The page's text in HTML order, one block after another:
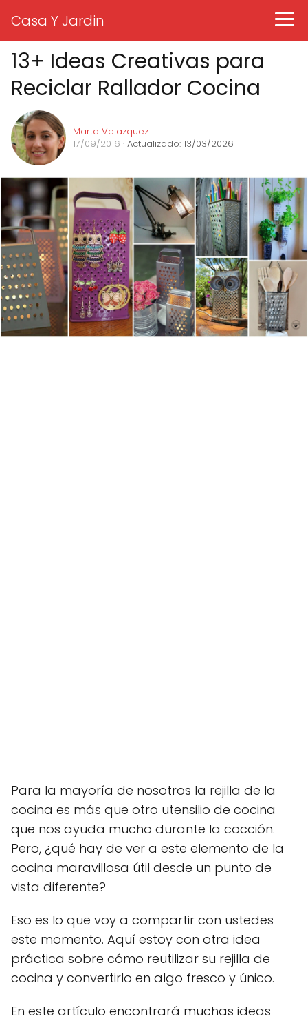
Casa Y Jardin
13+ Ideas Creativas para
Reciclar Rallador Cocina
Marta Velazquez
17/09/2016 · Actualizado: 13/03/2026
Para la mayoría de nosotros la rejilla de la
cocina es más que otro utensilio de cocina
que nos ayuda mucho durante la cocción.
Pero, ¿qué hay de ver a este elemento de la
cocina maravillosa útil desde un punto de
vista diferente?
Eso es lo que voy a compartir con ustedes
este momento. Aquí estoy con otra idea
práctica sobre cómo reutilizar su rejilla de
cocina y convertirlo en algo fresco y único.
En este artículo encontrará muchas ideas